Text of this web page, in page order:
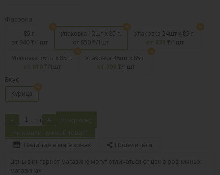
Фасовка
85 г.
от 940 ₸/1шт
Упаковка 12шт х 85 г.
от 850 ₸/1шт
Упаковка 24шт х 85 г.
от 830 ₸/1шт
Упаковка 36шт х 85 г.
от 810 ₸/1шт
Упаковка 48шт х 85 г.
от 790 ₸/1шт
Вкус
Курица
- шт + В корзину
Не нашли нужный товар?
Наличие в магазинах Поделиться
Цены в интернет-магазине могут отличаться от цен в розничных
магазинах.